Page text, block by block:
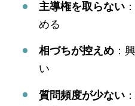
主導権を取らない
める
相づちが控えめ ：
い
質問頻度が少ない